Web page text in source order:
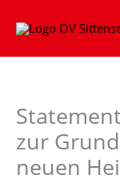
Inhalt
springen
zur
neuen